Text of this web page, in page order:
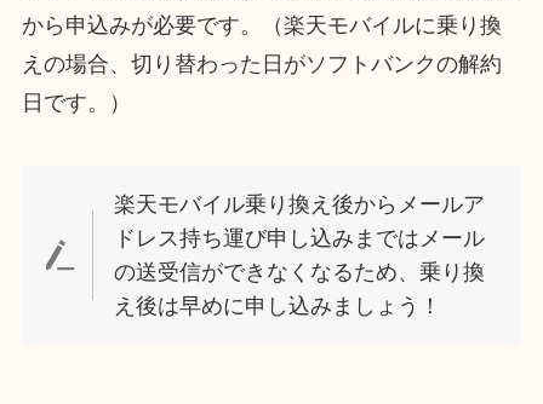
から申込みが必要です。（楽天モバイルに乗り換
えの場合、切り替わった日がソフトバンクの解約
日です。）
楽天モバイル乗り換え後からメールア
ドレス持ち運び申し込みまではメール
の送受信ができなくなるため、乗り換
え後は早めに申し込みましょう！